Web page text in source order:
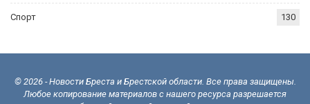
Спорт 130
© 2026 - Новости Бреста и Брестской области. Все права защищены.
Любое копирование материалов с нашего ресурса разрешается